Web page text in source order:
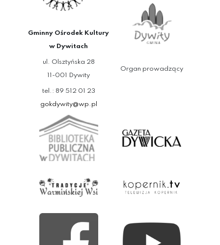
Gminny Ośrodek Kultury
w Dywitach
ul. Olsztyńska 28
11-001 Dywity
tel.: 89 512 01 23
gokdywity@wp.pl
Organ prowadzący